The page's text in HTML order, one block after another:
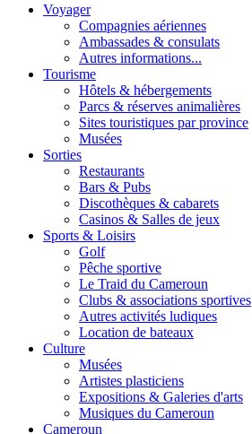
Voyager
Compagnies aériennes
Ambassades & consulats
Autres informations...
Tourisme
Hôtels & hébergements
Parcs & réserves animalières
Sites touristiques par province
Musées
Sorties
Restaurants
Bars & Pubs
Discothèques & cabarets
Casinos & Salles de jeux
Sports & Loisirs
Golf
Pêche sportive
Le Traid du Cameroun
Clubs & associations sportives
Autres activités ludiques
Location de bateaux
Culture
Musées
Artistes plasticiens
Expositions & Galeries d'arts
Musiques du Cameroun
Cameroun